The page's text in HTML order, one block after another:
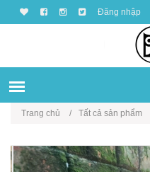
Đăng nhập
Trang chủ Tất cả sản phẩm